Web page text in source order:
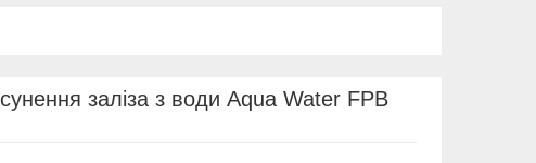
заліза з води Aqua Water FPB